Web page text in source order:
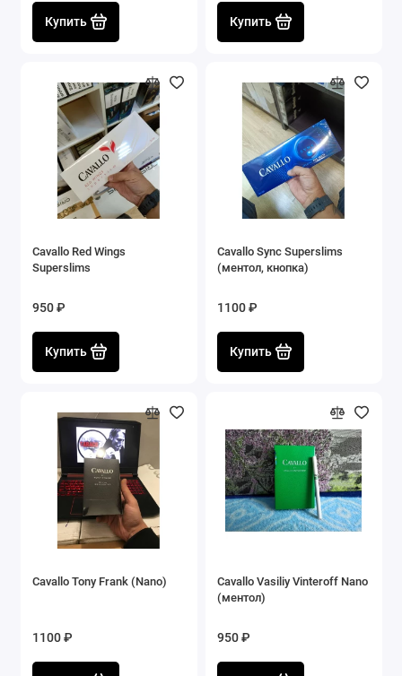
Купить Купить
Cavallo Red Wings
Superslims
950 ₽
Купить
Cavallo Sync Superslims
(ментол, кнопка)
1100 ₽
Купить
Cavallo Tony Frank (Nano)
1100 ₽
Cavallo Vasiliy Vinteroff Nano
(ментол)
950 ₽